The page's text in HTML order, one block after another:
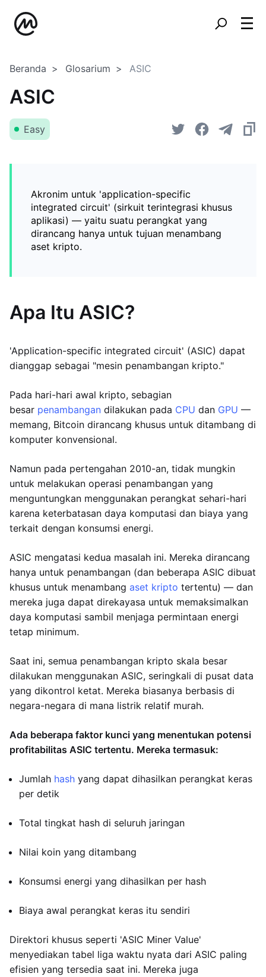
Beranda Glosarium ASIC
ASIC
Easy
Akronim untuk 'application-specific
integrated circuit' (sirkuit terintegrasi khusus
aplikasi) — yaitu suatu perangkat yang
dirancang hanya untuk tujuan menambang
aset kripto.
Apa Itu ASIC?
'Application-specific integrated circuit' (ASIC) dapat
dianggap sebagai "mesin penambangan kripto."
Pada hari-hari awal kripto, sebagian
besar penambangan dilakukan pada CPU dan GPU —
memang, Bitcoin dirancang khusus untuk ditambang di
komputer konvensional.
Namun pada pertengahan 2010-an, tidak mungkin
untuk melakukan operasi penambangan yang
menguntungkan menggunakan perangkat sehari-hari
karena keterbatasan daya komputasi dan biaya yang
terkait dengan konsumsi energi.
ASIC mengatasi kedua masalah ini. Mereka dirancang
hanya untuk penambangan (dan beberapa ASIC dibuat
khusus untuk menambang aset kripto tertentu) — dan
mereka juga dapat direkayasa untuk memaksimalkan
daya komputasi sambil menjaga permintaan energi
tetap minimum.
Saat ini, semua penambangan kripto skala besar
dilakukan menggunakan ASIC, seringkali di pusat data
yang dikontrol ketat. Mereka biasanya berbasis di
negara-negara di mana listrik relatif murah.
Ada beberapa faktor kunci yang menentukan potensi
profitabilitas ASIC tertentu. Mereka termasuk:
Jumlah hash yang dapat dihasilkan perangkat keras
per detik
Total tingkat hash di seluruh jaringan
Nilai koin yang ditambang
Konsumsi energi yang dihasilkan per hash
Biaya awal perangkat keras itu sendiri
Direktori khusus seperti 'ASIC Miner Value'
menyediakan tabel liga waktu nyata dari ASIC paling
efisien yang tersedia saat ini. Mereka juga